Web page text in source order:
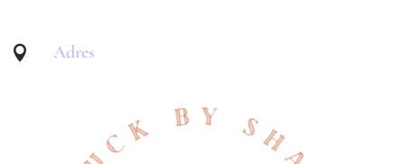
 Adres